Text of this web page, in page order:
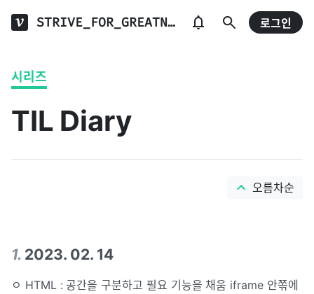
STRIVE_FOR_GREATNESS 로그인
시리즈
TIL Diary
오름차순
1. 2023. 02. 14
ㅇ HTML : 공간을 구분하고 필요 기능을 채움 iframe 안쪾에